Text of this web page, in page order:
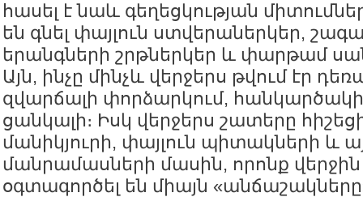
հասել է նաև գեղեցկության
են գնել փայլուն ստվերաներկեր,
երանգների շրթներկեր և փարթամ
Այն, ինչը մինչև վերջերս թվում էր
զվարճալի փորձարկում,
ցանկալի։ Իսկ վերջերս շատերը
մանիկյուրի, փայլուն պիտակների և
մանրամասների մասին, որոնք
օգտագործել են միայն